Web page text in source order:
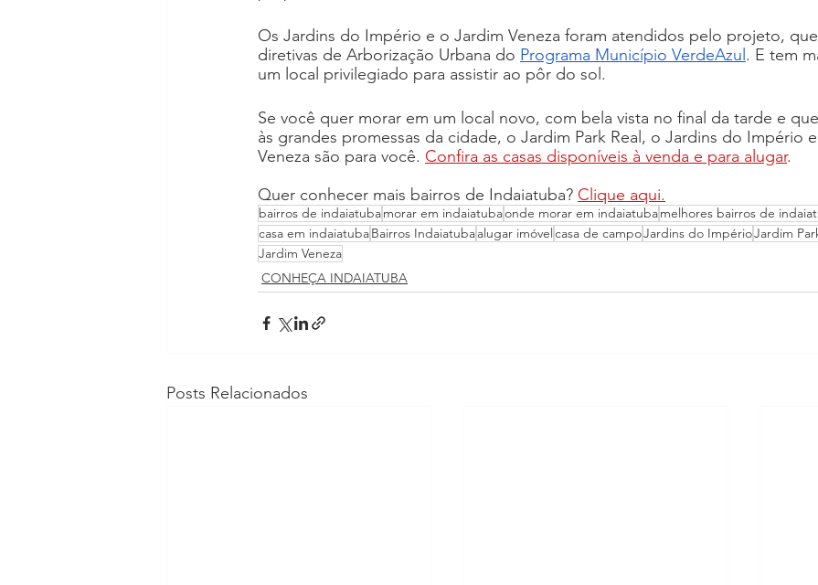
Os Jardins do Império e o Jardim Veneza foram atendidos pelo projeto,
diretivas de Arborização Urbana do Programa Município VerdeAzul . E tem
um local privilegiado para assistir ao pôr do sol.
Se você quer morar em um local novo, com bela vista no final da tarde e
às grandes promessas da cidade, o Jardim Park Real, o Jardins do Império
Veneza são para você. Confira as casas disponíveis à venda e para alugar.
Quer conhecer mais bairros de Indaiatuba? Clique aqui.
bairros de indaiatubamorar em indaiatubaonde morar em indaiatubamelhores bairros de
casa em indaiatubaBairros Indaiatubaalugar imóvelcasa de campoJardins do ImpérioJardim
Jardim Veneza
CONHEÇA INDAIATUBA
Posts Relacionados